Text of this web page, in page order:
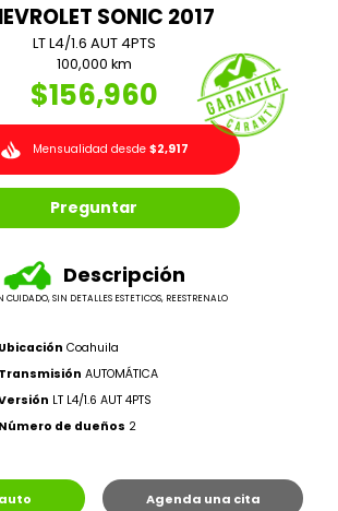
SONIC 2017
LT L4/1.6 AUT 4PTS
100,000 km
$156,960
Mensualidad desde$2,917
Preguntar
Descripción
CUIDADO, SIN DETALLES ESTETICOS, REESTRENALO
Ubicación Coahuila
Transmisión AUTOMÁTICA
LT L4/1.6 AUT 4PTS
Número de dueños 2
Agenda una cita